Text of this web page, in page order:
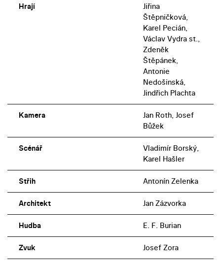
Hrají
Jiřina
Štěpničková,
Karel Pecián,
Václav Vydra st.,
Zdeněk
Štěpánek,
Antonie
Nedošinská,
Jindřich Plachta
Kamera
Jan Roth, Josef
Bůžek
Scénář
Vladimír Borský,
Karel Hašler
Střih Antonín Zelenka
Architekt Jan Zázvorka
Hudba E. F. Burian
Zvuk Josef Zora